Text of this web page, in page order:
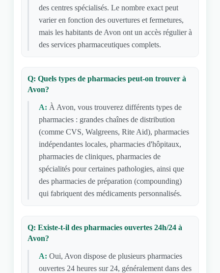
des centres spécialisés. Le nombre exact peut
varier en fonction des ouvertures et fermetures,
mais les habitants de Avon ont un accès régulier à
des services pharmaceutiques complets.
Q: Quels types de pharmacies peut-on trouver à
Avon?
A: À Avon, vous trouverez différents types de
pharmacies : grandes chaînes de distribution
(comme CVS, Walgreens, Rite Aid), pharmacies
indépendantes locales, pharmacies d'hôpitaux,
pharmacies de cliniques, pharmacies de
spécialités pour certaines pathologies, ainsi que
des pharmacies de préparation (compounding)
qui fabriquent des médicaments personnalisés.
Q: Existe-t-il des pharmacies ouvertes 24h/24 à
Avon?
A: Oui, Avon dispose de plusieurs pharmacies
ouvertes 24 heures sur 24, généralement dans des